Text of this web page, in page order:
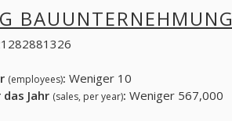
BAUUNTERNEHMUNG
(employees): Weniger 10
Jahr (sales, per year): Weniger 567,000